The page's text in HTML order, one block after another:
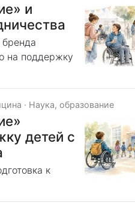
и
на поддержку
· Наука, образование
детей с
к